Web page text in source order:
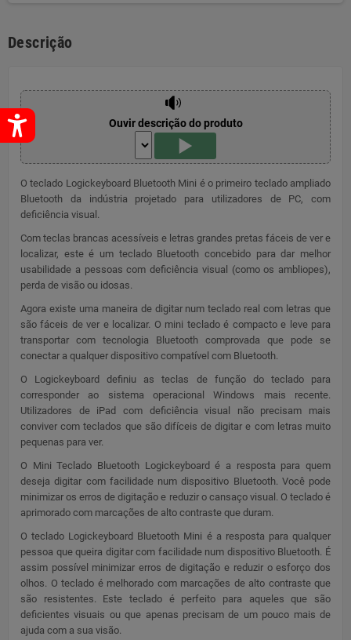
Descrição
Ouvir descrição do produto
O teclado Logickeyboard Bluetooth Mini é o primeiro teclado ampliado
Bluetooth da indústria projetado para utilizadores de PC, com
deficiência visual.
Com teclas brancas acessíveis e letras grandes pretas fáceis de ver e
localizar, este é um teclado Bluetooth concebido para dar melhor
usabilidade a pessoas com deficiência visual (como os ambliopes),
perda de visão ou idosas.
Agora existe uma maneira de digitar num teclado real com letras que
são fáceis de ver e localizar. O mini teclado é compacto e leve para
transportar com tecnologia Bluetooth comprovada que pode se
conectar a qualquer dispositivo compatível com Bluetooth.
O Logickeyboard definiu as teclas de função do teclado para
corresponder ao sistema operacional Windows mais recente.
Utilizadores de iPad com deficiência visual não precisam mais
conviver com teclados que são difíceis de digitar e com letras muito
pequenas para ver.
O Mini Teclado Bluetooth Logickeyboard é a resposta para quem
deseja digitar com facilidade num dispositivo Bluetooth. Você pode
minimizar os erros de digitação e reduzir o cansaço visual. O teclado é
aprimorado com marcações de alto contraste que duram.
O teclado Logickeyboard Bluetooth Mini é a resposta para qualquer
pessoa que queira digitar com facilidade num dispositivo Bluetooth. É
assim possível minimizar erros de digitação e reduzir o esforço dos
olhos. O teclado é melhorado com marcações de alto contraste que
são resistentes. Este teclado é perfeito para aqueles que são
deficientes visuais ou que apenas precisam de um pouco mais de
ajuda com a sua visão.